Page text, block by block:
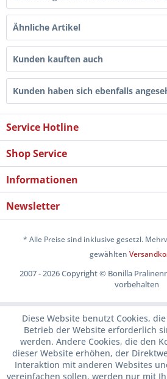
Ähnliche Artikel
Kunden kauften auch
Kunden haben sich ebenfalls
Service Hotline
Shop Service
Informationen
Newsletter
* Alle Preise sind inklusive gesetzl.
gewählten
2007 - 2026 Copyright © Bonilla
vorbehalten
Diese Website benutzt Cookies,
Betrieb der Website erforderlich
werden. Andere Cookies, die den
dieser Website erhöhen, der
Interaktion mit anderen Websites
vereinfachen sollen, werden nur mit